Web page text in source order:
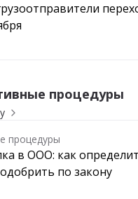
в закладки
процедурыпроцедуры
процедуры
в ООО: как
по закону
в закладки